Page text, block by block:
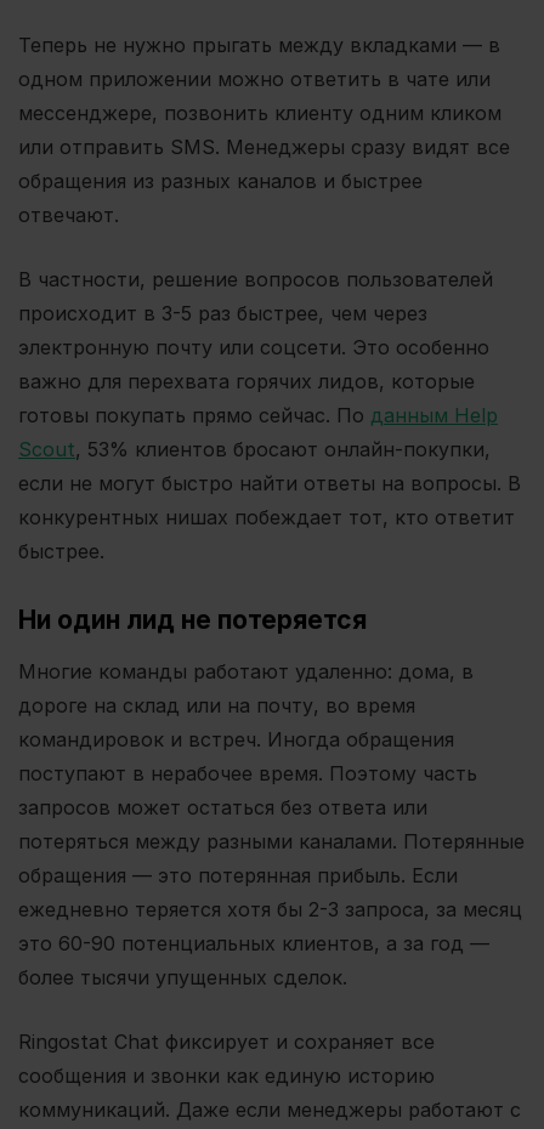
Теперь не нужно прыгать между вкладками — в
одном приложении можно ответить в чате или
мессенджере, позвонить клиенту одним кликом
или отправить SMS. Менеджеры сразу видят все
обращения из разных каналов и быстрее
отвечают.
В частности, решение вопросов пользователей
происходит в 3-5 раз быстрее, чем через
электронную почту или соцсети. Это особенно
важно для перехвата горячих лидов, которые
готовы покупать прямо сейчас. По данным Help
Scout, 53% клиентов бросают онлайн-покупки,
если не могут быстро найти ответы на вопросы. В
конкурентных нишах побеждает тот, кто ответит
быстрее.
Ни один лид не потеряется
Многие команды работают удаленно: дома, в
дороге на склад или на почту, во время
командировок и встреч. Иногда обращения
поступают в нерабочее время. Поэтому часть
запросов может остаться без ответа или
потеряться между разными каналами. Потерянные
обращения — это потерянная прибыль. Если
ежедневно теряется хотя бы 2-3 запроса, за месяц
это 60-90 потенциальных клиентов, а за год —
более тысячи упущенных сделок.
Ringostat Chat фиксирует и сохраняет все
сообщения и звонки как единую историю
коммуникаций. Даже если менеджеры работают с